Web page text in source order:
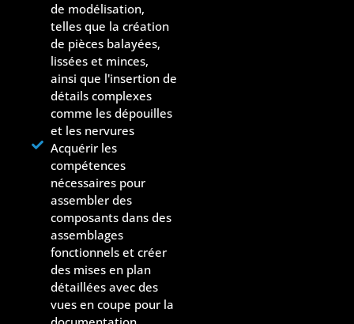
de modélisation,
telles que la création
de pièces balayées,
lissées et minces,
ainsi que l'insertion de
détails complexes
comme les dépouilles
et les nervures
Acquérir les
compétences
nécessaires pour
assembler des
composants dans des
assemblages
fonctionnels et créer
des mises en plan
détaillées avec des
vues en coupe pour la